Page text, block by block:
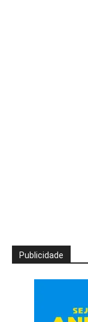
Publicidade